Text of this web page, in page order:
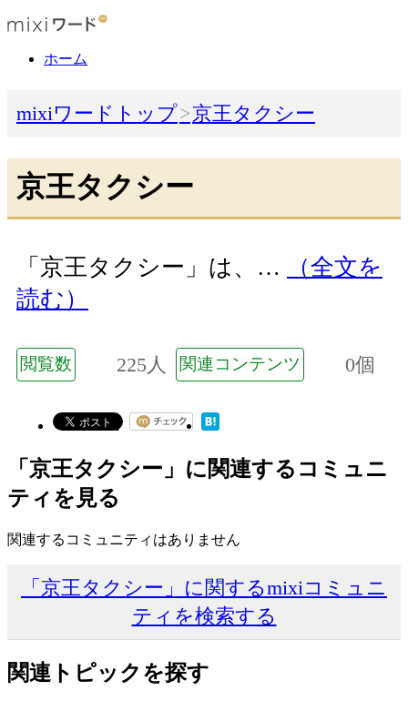
ホーム
mixiワードトップ 京王タクシー
京王タクシー
「京王タクシー」は、…
（全文を
読む）
閲覧数 225人 関連コンテンツ 0個
「京王タクシー」に関連するコミュニ
ティを見る
関連するコミュニティはありません
「京王タクシー」に関するmixiコミュニ
ティを検索する
関連トピックを探す